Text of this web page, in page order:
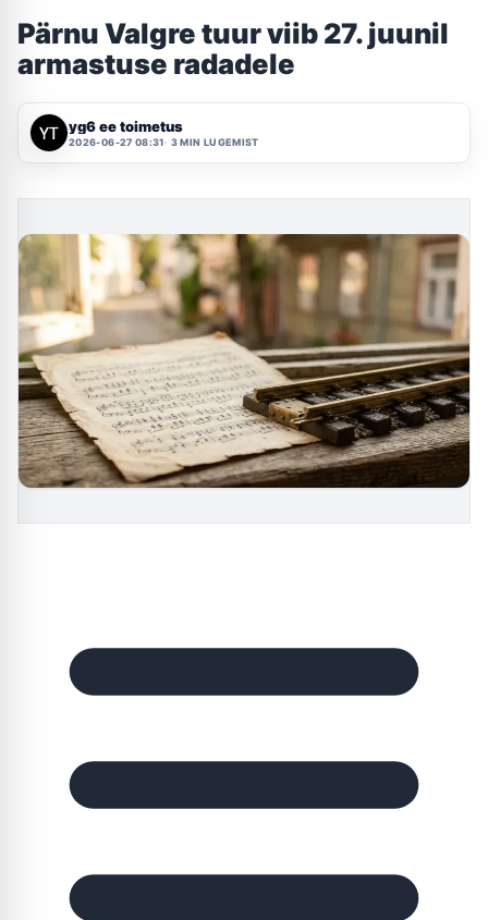
Pärnu Valgre tuur viib 27. juunil
armastuse radadele
yg6 ee toimetus
2026-06-27 08:31 3 MIN LUGEMIST